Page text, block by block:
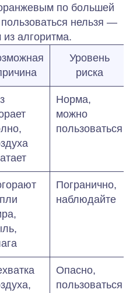
по большей
нельзя —
алгоритма.
Уровень
риска
Норма,
можно
пользоваться
Погранично,
наблюдайте
Опасно,
пользоваться